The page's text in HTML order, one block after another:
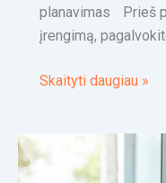
planavimas Prieš
įrengimą,
Skaityti daugiau »
sumažinti